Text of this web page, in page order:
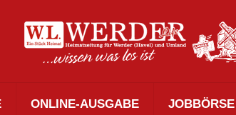
ONLINE-AUSGABE JOBBÖRSE